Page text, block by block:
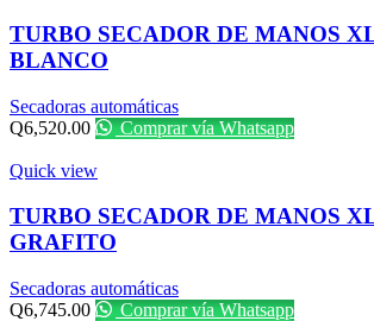
TURBO SECADOR DE MANOS
BLANCO
Secadoras automáticas
Q6,520.00 Comprar vía Whatsapp
Quick view
TURBO SECADOR DE MANOS
GRAFITO
Secadoras automáticas
Q6,745.00 Comprar vía Whatsapp